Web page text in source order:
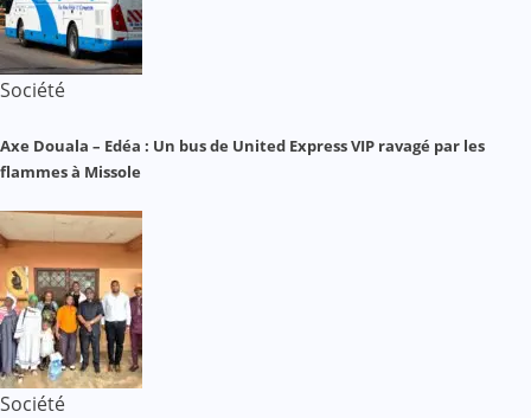
Société
Axe Douala – Edéa : Un bus de United Express VIP ravagé par les
flammes à Missole
Société